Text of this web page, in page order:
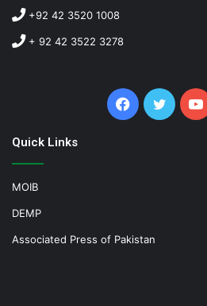
+92 42 3520 1008
+ 92 42 3522 3278
Facebook
Quick Links
MOIB
DEMP
Associated Press of Pakistan